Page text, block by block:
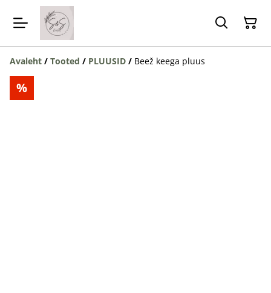
Avaleht / Tooted / PLUUSID / Beež keega pluus
%